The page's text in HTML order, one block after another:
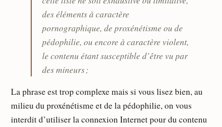
des éléments à caractère
pornographique, de proxénétisme ou de
pédophilie, ou encore à caractère violent,
le contenu étant susceptible d’être vu par
des mineurs ;
La phrase est trop complexe mais si vous lisez bien, au
milieu du proxénétisme et de la pédophilie, on vous
interdit d’utiliser la connexion Internet pour du contenu